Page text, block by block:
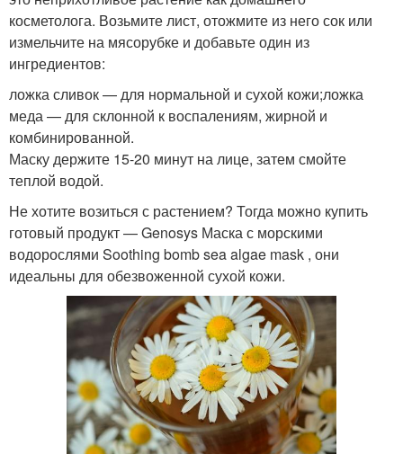
косметолога. Возьмите лист, отожмите из него сок или
измельчите на мясорубке и добавьте один из
ингредиентов:
ложка сливок — для нормальной и сухой кожи;ложка
меда — для склонной к воспалениям, жирной и
комбинированной.
Маску держите 15-20 минут на лице, затем смойте
теплой водой.
Не хотите возиться с растением? Тогда можно купить
готовый продукт — Genosys Маска с морскими
водорослями Soothing bomb sea algae mask , они
идеальны для обезвоженной сухой кожи.